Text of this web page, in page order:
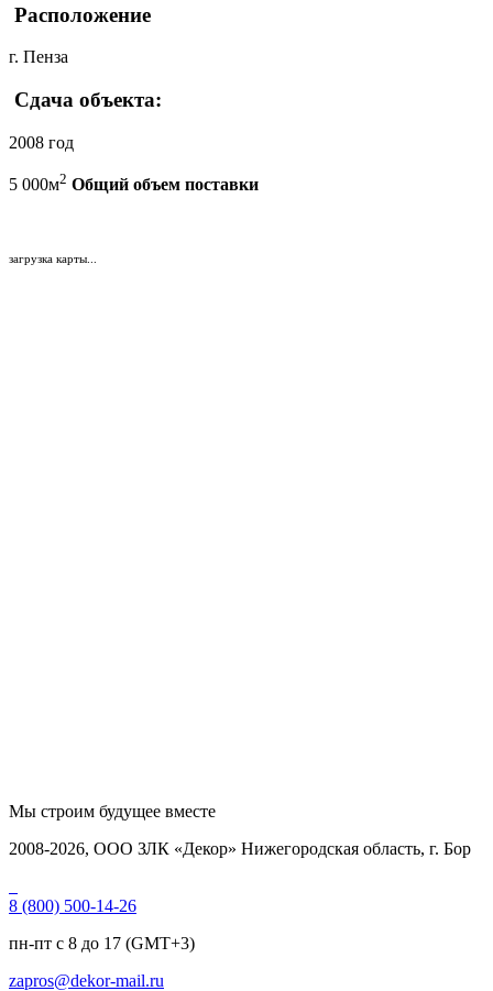
Расположение
г. Пенза
Сдача объекта:
2008 год
5 000м2 Общий объем поставки
загрузка карты...
Мы строим будущее вместе
2008-2026, ООО ЗЛК «Декор» Нижегородская область, г. Бор
8 (800) 500-14-26
пн-пт с 8 до 17 (GMT+3)
zapros@dekor-mail.ru